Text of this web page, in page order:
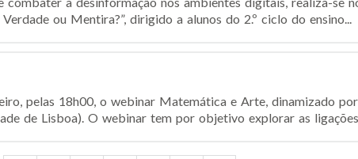
ou Mentira?”, dirigido a alunos do 2.º ciclo do ensino...
pelas 18h00, o webinar Matemática e Arte, dinamizado
de Lisboa). O webinar tem por objetivo explorar as